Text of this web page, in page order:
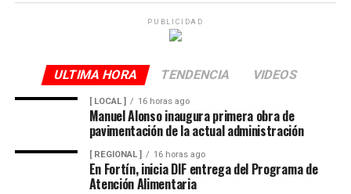
movilizó a corporaciones de seguridad para tratar de
Minutos después, el autobús fue encontrado
abandonado en el cruce de la calle 26 y la avenida 9, en
la colonia San José, donde quedó bajo resguardo de las
autoridades como parte de las investigaciones.
PUBLICIDAD
ULTIMA HORA TENDENCIA VIDEOS
[ LOCAL ] 16 horas ago
Manuel Alonso inaugura primera obra de
pavimentación de la actual administración
[ REGIONAL ] 16 horas ago
En Fortín, inicia DIF entrega del Programa de
Atención Alimentaria